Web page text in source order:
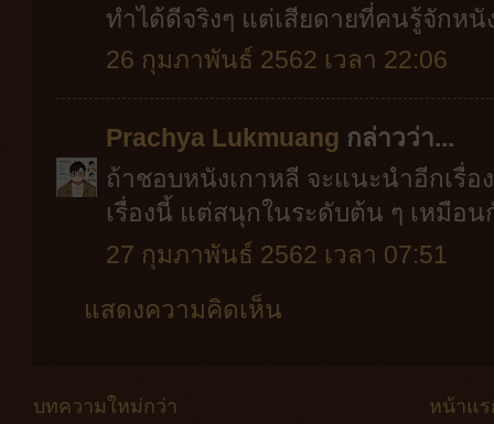
ทำได้ดีจริงๆ แต่เสียดายที่คนรู้จักห
26 กุมภาพันธ์ 2562 เวลา 22:06
Prachya Lukmuang กล่าวว่า...
ถ้าชอบหนังเกาหลี จะแนะนำอีกเรื่อ
เรื่องนี้ แต่สนุกในระดับต้น ๆ เหมือน
27 กุมภาพันธ์ 2562 เวลา 07:51
แสดงความคิดเห็น
บทความใหม่กว่า หน้าแร